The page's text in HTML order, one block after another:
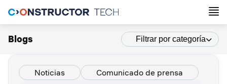
Blogs Filtrar por categoría
Noticias Comunicado de prensa